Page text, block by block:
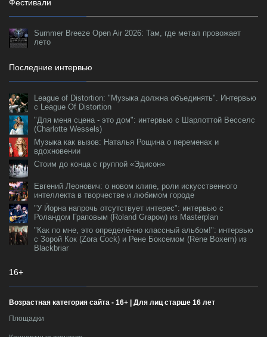
Фестивали
Summer Breeze Open Air 2026: Там, где метал провожает
лето
Последние интервью
League of Distortion: "Музыка должна объединять". Интервью
с League Of Distortion
"Для меня сцена - это дом": интервью с Шарлоттой Весселс
(Charlotte Wessels)
Музыка как вызов: Наталья Рощина о переменах и
вдохновении
Стоим до конца с группой «Эдисон»
Евгений Леонович: о новом клипе, роли искусственного
интеллекта в творчестве и любимом городе
"У Йорна напрочь отсутствует интерес": интервью с
Роландом Граповым (Roland Grapow) из Masterplan
"Как по мне, это определённо классный альбом!": интервью
с Зорой Кок (Zora Cock) и Рене Боксемом (Rene Boxem) из
Blackbriar
16+
Возрастная категория сайта - 16+ | Для лиц старше 16 лет
Площадки